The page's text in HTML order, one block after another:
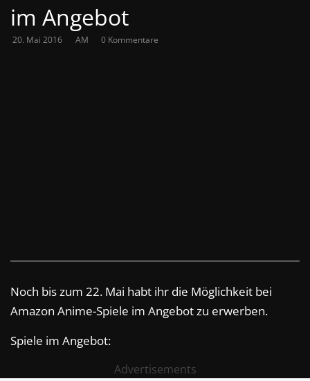
im Angebot
20. Mai 2016 AM 0 Kommentare
Noch bis zum 22. Mai habt ihr die Möglichkeit bei
Amazon Anime-Spiele im Angebot zu erwerben.
Spiele im Angebot:
Advertisements